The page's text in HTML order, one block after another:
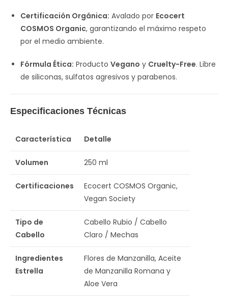
Certificación Orgánica: Avalado por Ecocert
COSMOS Organic, garantizando el máximo respeto
por el medio ambiente.
Fórmula Ética: Producto Vegano y Cruelty-Free. Libre
de siliconas, sulfatos agresivos y parabenos.
Especificaciones Técnicas
Característica Detalle
Volumen 250 ml
Certificaciones
Ecocert COSMOS Organic,
Vegan Society
Tipo de
Cabello
Cabello Rubio / Cabello
Claro / Mechas
Ingredientes
Estrella
Flores de Manzanilla, Aceite
de Manzanilla Romana y
Aloe Vera